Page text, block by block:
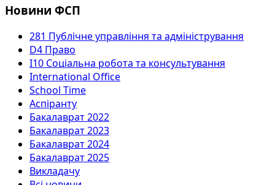
Новини ФСП
281 Публічне управління та адміністрування
D4 Право
I10 Соціальна робота та консультування
International Office
School Time
Аспіранту
Бакалаврат 2022
Бакалаврат 2023
Бакалаврат 2024
Бакалаврат 2025
Викладачу